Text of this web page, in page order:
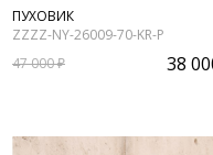
ПУХОВИК
ZZZZ-NY-26009-70-KR-P
47 000 ₽
38